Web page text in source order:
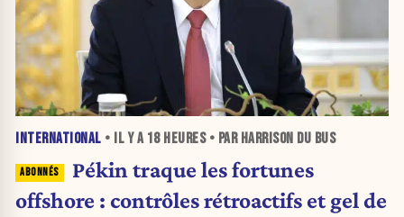
INTERNATIONAL • IL Y A 18 HEURES• PAR HARRISON DU BUS
Pékin traque les fortunes
offshore : contrôles rétroactifs et gel de